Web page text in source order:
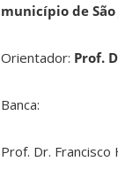
município de São
Orientador: Prof.
Banca:
Prof. Dr.